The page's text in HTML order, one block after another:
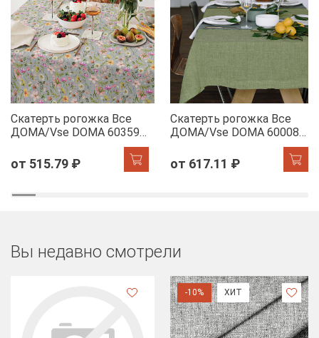
Скатерть рогожка Все
ДОМА/Vse DOMA 60359-
от 515.79 ₽
Скатерть рогожка Все
ДОМА/Vse DOMA 60008-
от 617.11 ₽
Вы недавно смотрели
-10% ХИТ